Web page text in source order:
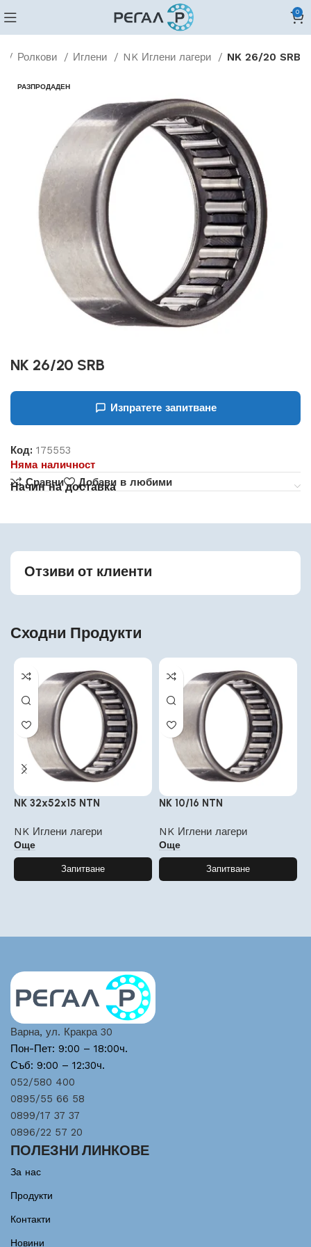
0
Ролкови Иглени NK Иглени лагери NK 26/20 SRB
РАЗПРОДАДЕН
NK 26/20 SRB
Изпратете запитване
Код:175553
Няма наличност
Сравни
Добави в любими
Начин на доставка
Отзиви от клиенти
Сходни Продукти
NK 32x52x15 NTN
NK Иглени лагери
Още
Запитване
NK 10/16 NTN
NK Иглени лагери
Още
Запитване
Варна, ул. Кракра 30
Пон-Пет: 9:00 – 18:00ч.
Съб: 9:00 – 12:30ч.
052/580 400
0895/55 66 58
0899/17 37 37
0896/22 57 20
ПОЛЕЗНИ ЛИНКОВЕ
За нас
Продукти
Контакти
Новини